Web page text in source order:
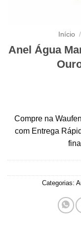
Início /
Anel Água
Compre na
com Entrega
Categorias: